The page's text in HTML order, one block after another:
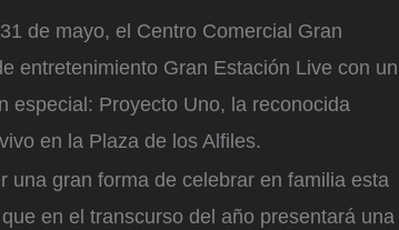
de mayo, el Centro Comercial Gran
entretenimiento Gran Estación Live con un
especial: Proyecto Uno, la reconocida
en la Plaza de los Alfiles.
una gran forma de celebrar en familia esta
en el transcurso del año presentará una